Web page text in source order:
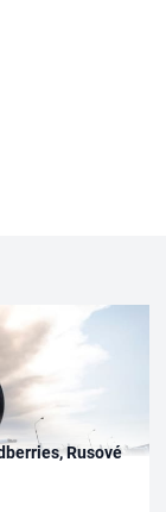
Rusové